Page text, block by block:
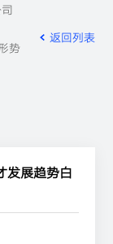
势
返回列表
发展趋势白